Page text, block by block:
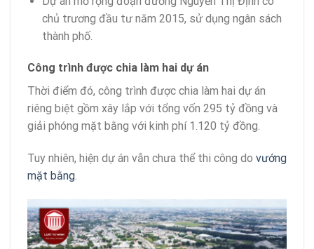
chủ trương đầu tư năm 2015, sử dụng ngân sách
thành phố.
Công trình được chia làm hai dự án
Thời điểm đó, công trình được chia làm hai dự án
riêng biệt gồm xây lắp với tổng vốn 295 tỷ đồng và
giải phóng mặt bằng với kinh phí 1.120 tỷ đồng.
Tuy nhiên, hiện dự án vẫn chưa thể thi công do vướng
mặt bằng.